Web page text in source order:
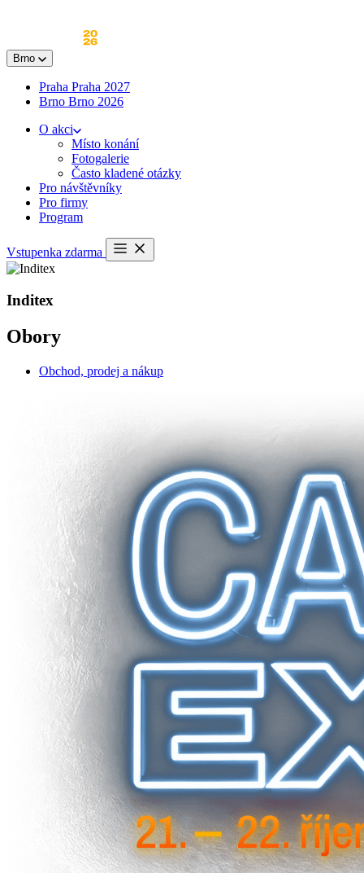
Brno
Praha Praha 2027
Brno Brno 2026
O akci
Místo konání
Fotogalerie
Často kladené otázky
Pro návštěvníky
Pro firmy
Program
Vstupenka zdarma
Otevřít
menu
Inditex
Obory
Obchod, prodej a nákup